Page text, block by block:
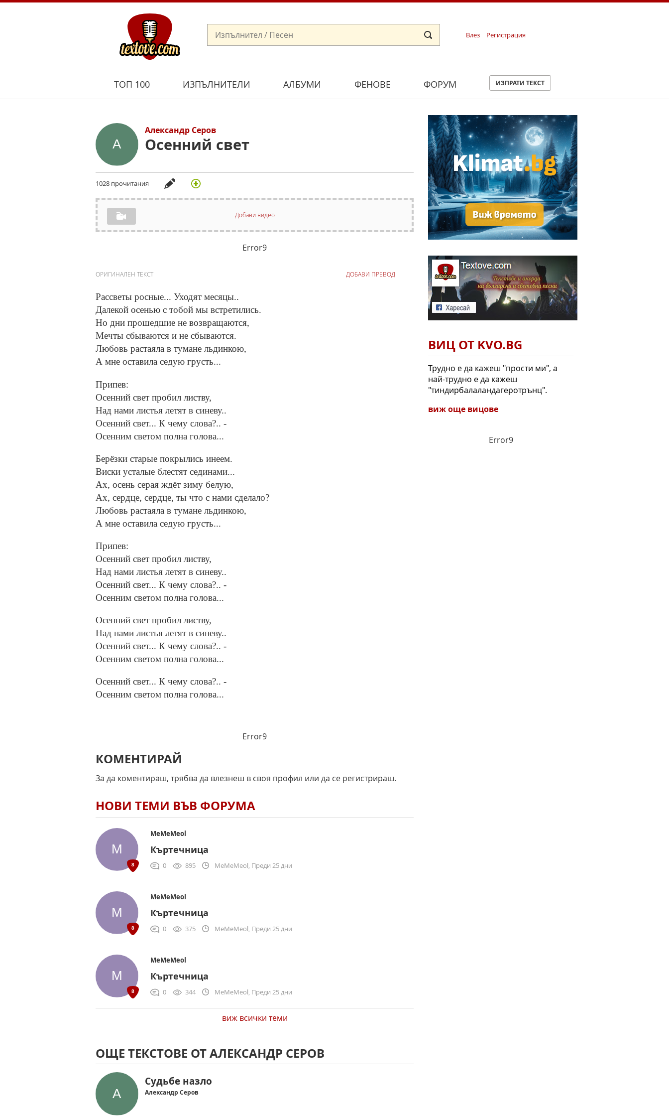
Влез Регистрация
ТОП 100 ИЗПЪЛНИТЕЛИ АЛБУМИ ФЕНОВЕ ФОРУМ ИЗПРАТИ ТЕКСТ
Александр Серов
Осенний свет
1028 прочитания
Добави видео
Error9
ОРИГИНАЛЕН ТЕКСТ
Рассветы росные... Уходят месяцы..
Далекой осенью с тобой мы встретились.
Но дни прошедшие не возвращаются,
Мечты сбываются и не сбываются.
Любовь растаяла в тумане льдинкою,
А мне оставила седую грусть...
Припев:
Осенний свет пробил листву,
Над нами листья летят в синеву..
Осенний свет... К чему слова?.. -
Осенним светом полна голова...
Берёзки старые покрылись инеем.
Виски усталые блестят сединами...
Ах, осень серая ждёт зиму белую,
Ах, сердце, сердце, ты что с нами сделало?
Любовь растаяла в тумане льдинкою,
А мне оставила седую грусть...
Припев:
Осенний свет пробил листву,
Над нами листья летят в синеву..
Осенний свет... К чему слова?.. -
Осенним светом полна голова...
Осенний свет пробил листву,
Над нами листья летят в синеву..
Осенний свет... К чему слова?.. -
Осенним светом полна голова...
Осенний свет... К чему слова?.. -
Осенним светом полна голова...
ДОБАВИ ПРЕВОД
Error9
КОМЕНТИРАЙ
За да коментираш, трябва да влезнеш в своя профил или да се регистрираш.
НОВИ ТЕМИ ВЪВ ФОРУМА
MeMeMeol
Къртечница
0 895 MeMeMeol, Преди 25 дни
MeMeMeol
Къртечница
0 375 MeMeMeol, Преди 25 дни
MeMeMeol
Къртечница
0 344 MeMeMeol, Преди 25 дни
виж всички теми
ОЩЕ ТЕКСТОВЕ ОТ АЛЕКСАНДР СЕРОВ
Судьбе назло
Александр Серов
ВИЦ ОТ KVO.BG
Трудно е да кажеш "прости ми", а
най-трудно е да кажеш
"тиндирбалаландагеротрънц".
виж още вицове
Error9